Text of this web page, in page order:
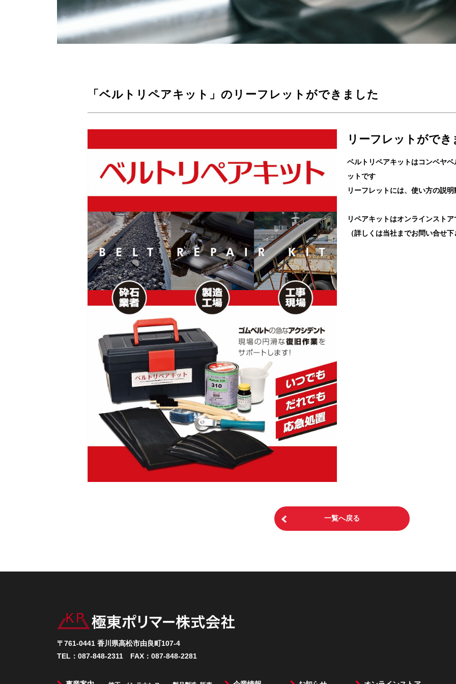
「ベルトリペアキット」のリーフレットができました
リーフレットができ
ベルトリペアキットはコンベヤ
ットです
リーフレットには、使い方の説
リペアキットはオンラインスト
（詳しくは当社までお問い合せ
一覧へ戻る
〒761-0441 香川県高松市由良町107-4
TEL： 087-848-2311 FAX：087-848-2281